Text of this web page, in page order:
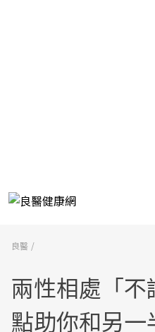
良醫
兩性相處「
點助你和另一